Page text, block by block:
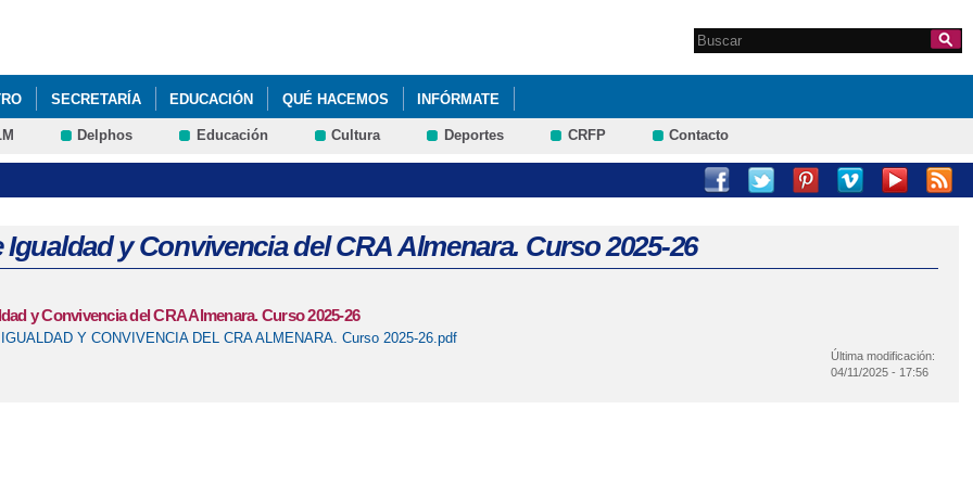
Formulario de
Search this site
SECRETARÍA EDUCACIÓN QUÉ HACEMOS INFÓRMATE
Delphos Educación Cultura Deportes CRFP Contacto
Igualdad y Convivencia del CRA Almenara. Curso 2025-26
y Convivencia del CRA Almenara. Curso 2025-26
Y CONVIVENCIA DEL CRA ALMENARA. Curso 2025-26.pdf
Última modificación:
04/11/2025 - 17:56